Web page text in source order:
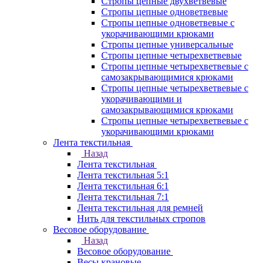
Стропы цепные одноветвевые
Стропы цепные одноветвевые с
укорачивающими крюками
Стропы цепные универсальные
Стропы цепные четырехветвевые
Стропы цепные четырехветвевые с
самозакрывающимися крюками
Стропы цепные четырехветвевые с
укорачивающими и
самозакрывающимися крюками
Стропы цепные четырехветвевые с
укорачивающими крюками
Лента текстильная
Назад
Лента текстильная
Лента текстильная 5:1
Лента текстильная 6:1
Лента текстильная 7:1
Лента текстильная для ремней
Нить для текстильных стропов
Весовое оборудование
Назад
Весовое оборудование